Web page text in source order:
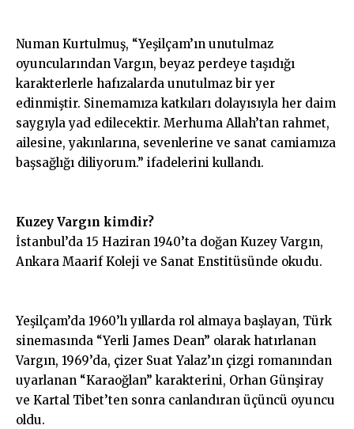
Numan Kurtulmuş, “Yeşilçam’ın unutulmaz
oyuncularından Vargın, beyaz perdeye taşıdığı
karakterlerle hafızalarda unutulmaz bir yer
edinmiştir. Sinemamıza katkıları dolayısıyla her daim
saygıyla yad edilecektir. Merhuma Allah’tan rahmet,
ailesine, yakınlarına, sevenlerine ve sanat camiamıza
başsağlığı diliyorum.” ifadelerini kullandı.
Kuzey Vargın kimdir?
İstanbul’da 15 Haziran 1940’ta doğan Kuzey Vargın,
Ankara Maarif Koleji ve Sanat Enstitüsünde okudu.
Yeşilçam’da 1960’lı yıllarda rol almaya başlayan, Türk
sinemasında “Yerli James Dean” olarak hatırlanan
Vargın, 1969’da, çizer Suat Yalaz’ın çizgi romanından
uyarlanan “Karaoğlan” karakterini, Orhan Günşiray
ve Kartal Tibet’ten sonra canlandıran üçüncü oyuncu
oldu.